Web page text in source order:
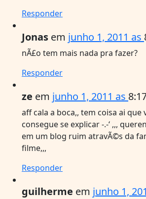
Responder
Jonas em junho 1, 2011 as
nÃ£o tem mais nada pra fazer?
Responder
ze em junho 1, 2011 as
aff cala a boca,, tem coisa ai que
consegue se explicar -.-‘ ,,,
em um blog ruim atravÃ©s da
filme,,,
Responder
guilherme em junho 1,